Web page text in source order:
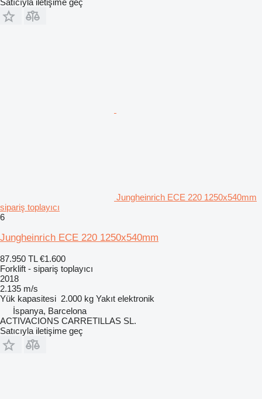
Satıcıyla iletişime geç
Jungheinrich ECE 220 1250x540mm
sipariş toplayıcı
6
Jungheinrich ECE 220 1250x540mm
87.950 TL €1.600
Forklift - sipariş toplayıcı
2018
2.135 m/s
Yük kapasitesi 2.000 kg Yakıt elektronik
İspanya, Barcelona
ACTIVACIONS CARRETILLAS SL.
Satıcıyla iletişime geç